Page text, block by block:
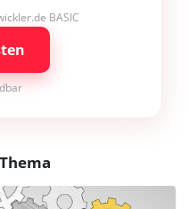
BASIC